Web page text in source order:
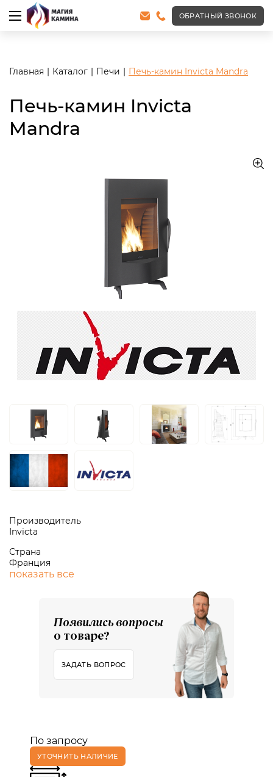
<meta name="robots" content="noindex, follow"/>
ОБРАТНЫЙ ЗВОНОК
Главная Каталог Печи Печь-камин Invicta Mandra
Печь-камин Invicta
Mandra
Производитель
Invicta
Страна
Франция
показать все
Появились вопросы
о товаре?
ЗАДАТЬ ВОПРОС
По запросу
УТОЧНИТЬ НАЛИЧИЕ